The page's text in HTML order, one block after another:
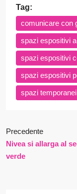
Tag:
comunicare con
spazi espositivi
spazi espositivi
spazi espositivi
spazi
Precedente
Nivea si allarga al
verde